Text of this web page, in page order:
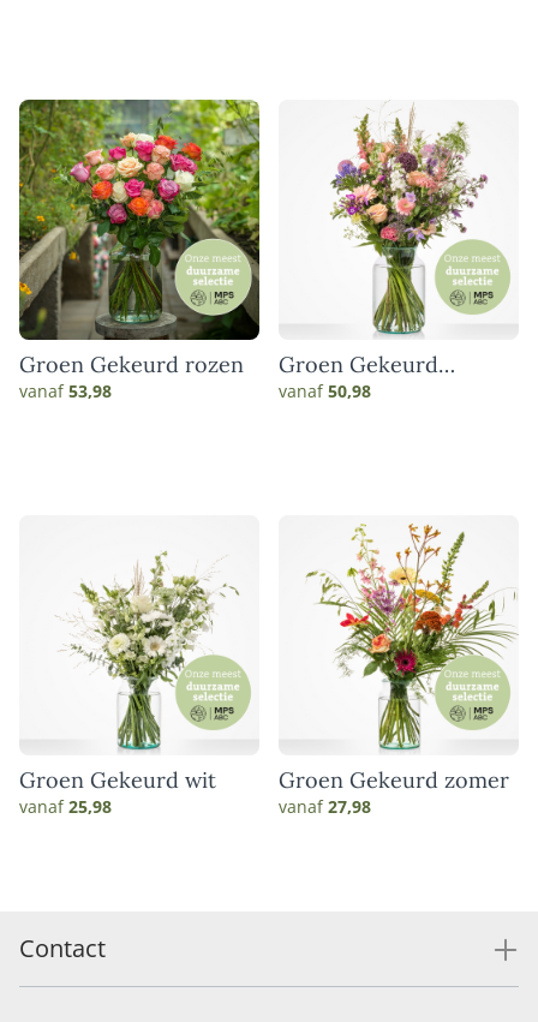
Groen Gekeurd rozen
vanaf53,98
Groen Gekeurd
sympathie boeket
vanaf50,98
Groen Gekeurd wit
vanaf25,98
Groen Gekeurd zomer
vanaf27,98
Contact